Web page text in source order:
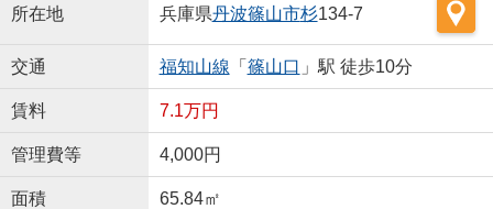
所在地 兵庫県丹波篠山市杉134-7
交通 福知山線 「 篠山口 」駅 徒歩10分
賃料 7.1万円
管理費等 4,000円
面積 65.84㎡